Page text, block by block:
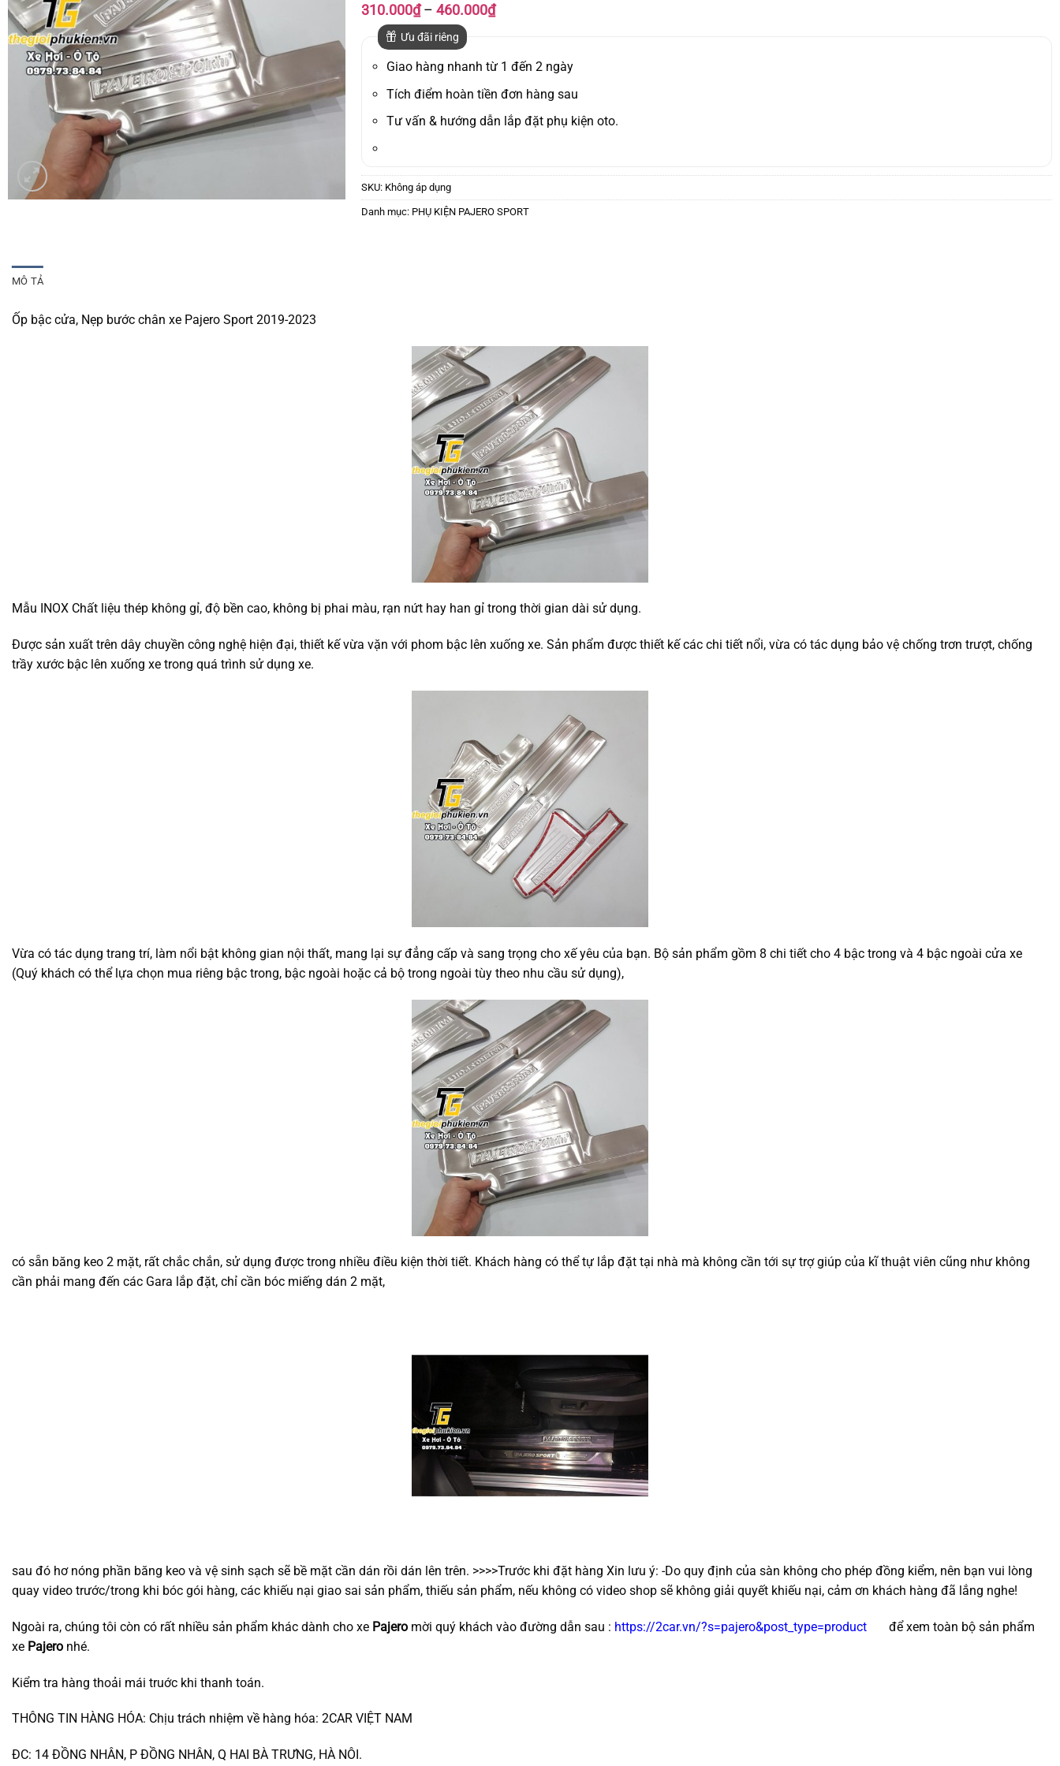
310.000₫ – 460.000₫Khoảng
đến
Ưu đãi riêng
Giao hàng nhanh từ 1 đến 2 ngày
Tích điểm hoàn tiền đơn hàng sau
Tư vấn & hướng dẫn lắp đặt phụ kiện oto.
SKU: Không áp dụng
Danh mục: PHỤ KIỆN PAJERO SPORT
MÔ TẢ
Ốp bậc cửa, Nẹp bước chân xe Pajero Sport 2019-2023
Mẫu INOX Chất liệu thép không gỉ, độ bền cao, không bị phai màu, rạn nứt hay han gỉ trong thời gian dài sử dụng.
Được sản xuất trên dây chuyền công nghệ hiện đại, thiết kế vừa vặn với phom bậc lên xuống xe. Sản phẩm được thiết kế các chi tiết nổi, vừa có tác dụng bảo vệ chống trơn trượt, chống
trầy xước bậc lên xuống xe trong quá trình sử dụng xe.
Vừa có tác dụng trang trí, làm nổi bật không gian nội thất, mang lại sự đẳng cấp và sang trọng cho xế yêu của bạn. Bộ sản phẩm gồm 8 chi tiết cho 4 bậc trong và 4 bậc ngoài cửa xe
(Quý khách có thể lựa chọn mua riêng bậc trong, bậc ngoài hoặc cả bộ trong ngoài tùy theo nhu cầu sử dụng),
có sẵn băng keo 2 mặt, rất chắc chắn, sử dụng được trong nhiều điều kiện thời tiết. Khách hàng có thể tự lắp đặt tại nhà mà không cần tới sự trợ giúp của kĩ thuật viên cũng như không
cần phải mang đến các Gara lắp đặt, chỉ cần bóc miếng dán 2 mặt,
sau đó hơ nóng phần băng keo và vệ sinh sạch sẽ bề mặt cần dán rồi dán lên trên. >>>>Trước khi đặt hàng Xin lưu ý: -Do quy định của sàn không cho phép đồng kiểm, nên bạn vui lòng
quay video trước/trong khi bóc gói hàng, các khiếu nại giao sai sản phẩm, thiếu sản phẩm, nếu không có video shop sẽ không giải quyết khiếu nại, cảm ơn khách hàng đã lắng nghe!
Ngoài ra, chúng tôi còn có rất nhiều sản phẩm khác dành cho xe Pajero mời quý khách vào đường dẫn sau : https://2car.vn/?s=pajero&post_type=product để xem toàn bộ sản phẩm
xe Pajero nhé.
Kiểm tra hàng thoải mái truớc khi thanh toán.
THÔNG TIN HÀNG HÓA: Chịu trách nhiệm về hàng hóa: 2CAR VIỆT NAM
ĐC: 14 ĐỒNG NHÂN, P ĐỒNG NHÂN, Q HAI BÀ TRƯNG, HÀ NÔI.